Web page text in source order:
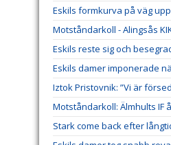
Eskils formkurva på väg
Motståndarkoll - Alingsås
Eskils reste sig och
Eskils damer imponerade
Iztok Pristovnik: ”Vi är
Motståndarkoll: Älmhults IF
Stark come back efter